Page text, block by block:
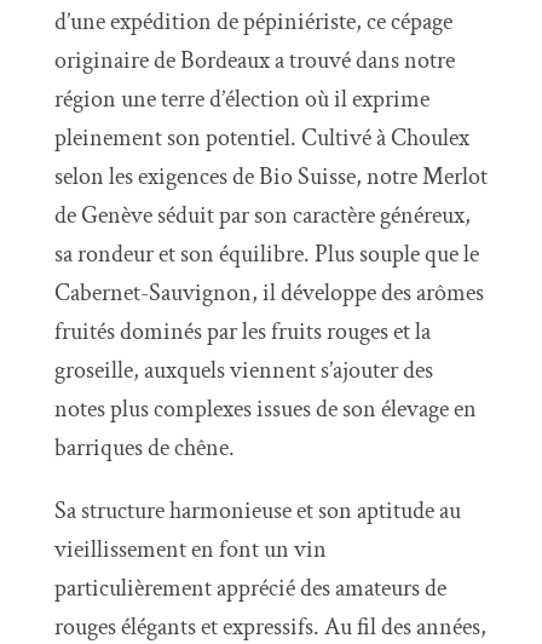
d’une expédition de pépiniériste, ce cépage
originaire de Bordeaux a trouvé dans notre
région une terre d’élection où il exprime
pleinement son potentiel. Cultivé à Choulex
selon les exigences de Bio Suisse, notre Merlot
de Genève séduit par son caractère généreux,
sa rondeur et son équilibre. Plus souple que le
Cabernet-Sauvignon, il développe des arômes
fruités dominés par les fruits rouges et la
groseille, auxquels viennent s’ajouter des
notes plus complexes issues de son élevage en
barriques de chêne.
Sa structure harmonieuse et son aptitude au
vieillissement en font un vin
particulièrement apprécié des amateurs de
rouges élégants et expressifs. Au fil des années,